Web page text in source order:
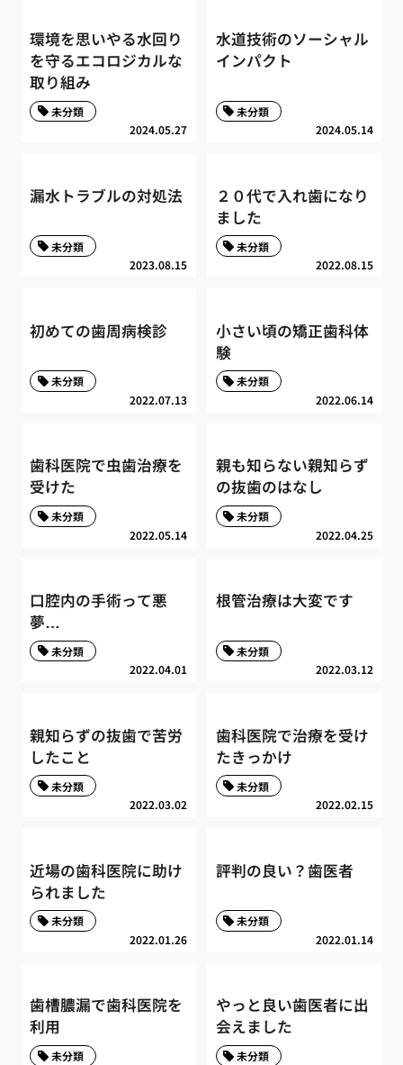
環境を思いやる水回り
を守るエコロジカルな
取り組み
2024.05.27
未分類
水道技術のソーシャル
インパクト
2024.05.14
未分類
漏水トラブルの対処法
2023.08.15
未分類
２０代で入れ歯になり
ました
2022.08.15
未分類
初めての歯周病検診
2022.07.13
未分類
小さい頃の矯正歯科体
験
2022.06.14
未分類
歯科医院で虫歯治療を
受けた
2022.05.14
未分類
親も知らない親知らず
の抜歯のはなし
2022.04.25
未分類
口腔内の手術って悪
夢…
2022.04.01
未分類
根管治療は大変です
2022.03.12
未分類
親知らずの抜歯で苦労
したこと
2022.03.02
未分類
歯科医院で治療を受け
たきっかけ
2022.02.15
未分類
近場の歯科医院に助け
られました
2022.01.26
未分類
評判の良い？歯医者
2022.01.14
未分類
歯槽膿漏で歯科医院を
利用
未分類
やっと良い歯医者に出
会えました
未分類